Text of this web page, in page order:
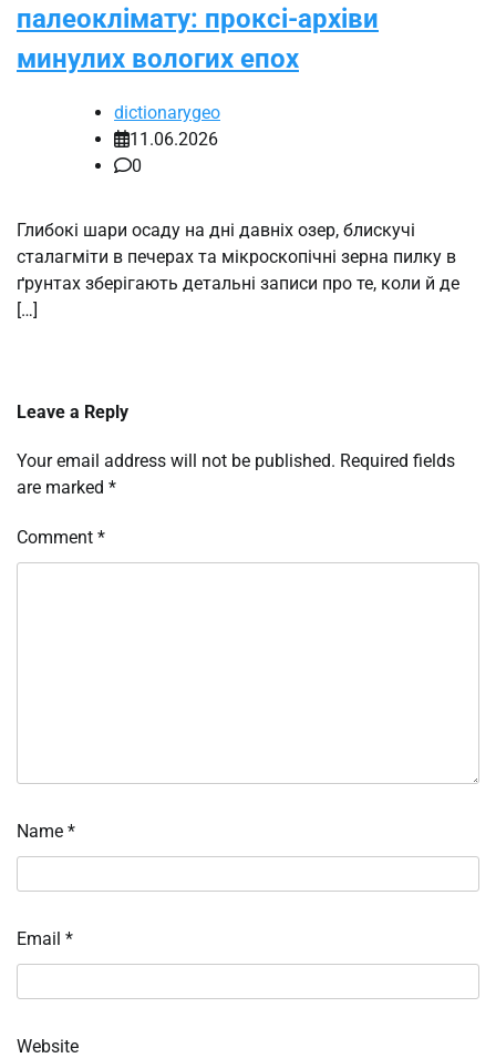
палеоклімату: проксі-архіви
минулих вологих епох
dictionarygeo
11.06.2026
0
Глибокі шари осаду на дні давніх озер, блискучі
сталагміти в печерах та мікроскопічні зерна пилку в
ґрунтах зберігають детальні записи про те, коли й де
[…]
Leave a Reply
Your email address will not be published. Required fields
are marked *
Comment *
Name *
Email *
Website